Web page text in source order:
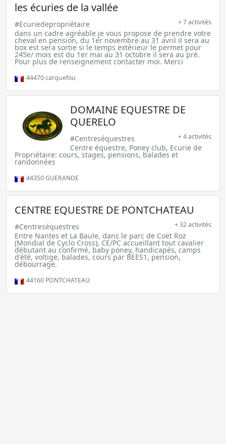
les écuries de la vallée
#Ecuriedepropriétaire + 7 activités
dans un cadre agréable je vous propose de prendre votre
cheval en pension, du 1er novembre au 31 avril il sera au
box est sera sortie si le temps extérieur le permet pour
245e/ mois est du 1er mai au 31 octobre il sera au pré.
Pour plus de renseignement contacter moi. Merci
44470carquefou
DOMAINE EQUESTRE DE
QUERELO
#Centreséquestres + 4 activités
Centre équestre, Poney club, Ecurie de
Propriétaire: cours, stages, pensions, balades et
randonnées
44350GUERANDE
CENTRE EQUESTRE DE PONTCHATEAU
#Centreséquestres + 32 activités
Entre Nantes et La Baule, dans le parc de Coët Roz
(Mondial de Cyclo Cross), CE/PC accueillant tout cavalier
débutant au confirmé, baby poney, handicapés, camps
d'été, voltige, balades, cours par BEES1, pension,
débourrage.
44160 PONTCHATEAU